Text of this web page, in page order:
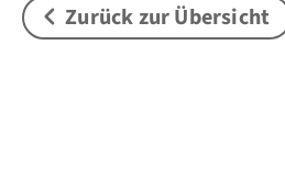
Zurück zur Übersicht